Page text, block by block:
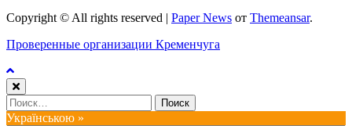
Copyright © All rights reserved | Paper News от Themeansar.
Проверенные организации Кременчуга
Найти:
Українською »